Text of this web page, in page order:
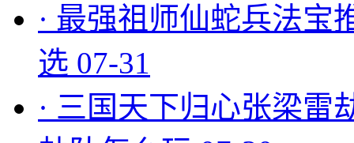
· 最强祖师仙蛇兵法宝
选 07-31
· 三国天下归心张梁雷